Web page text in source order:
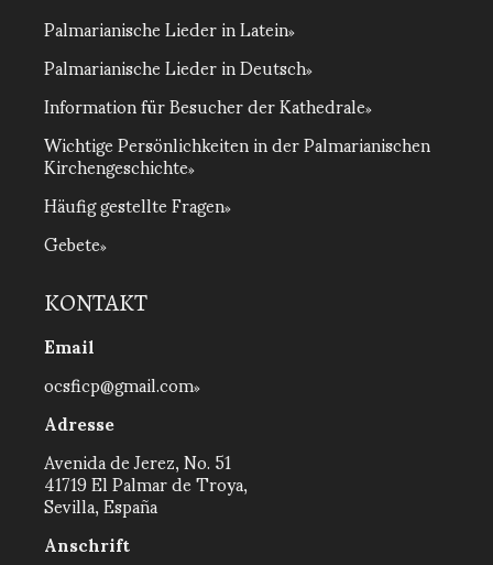
Palmarianische Lieder in Latein
Palmarianische Lieder in Deutsch
Information für Besucher der Kathedrale
Wichtige Persönlichkeiten in der Palmarianischen
Kirchengeschichte
Häufig gestellte Fragen
Gebete
KONTAKT
Email
ocsficp@gmail.com
Adresse
Avenida de Jerez, No. 51
41719 El Palmar de Troya,
Sevilla, España
Anschrift